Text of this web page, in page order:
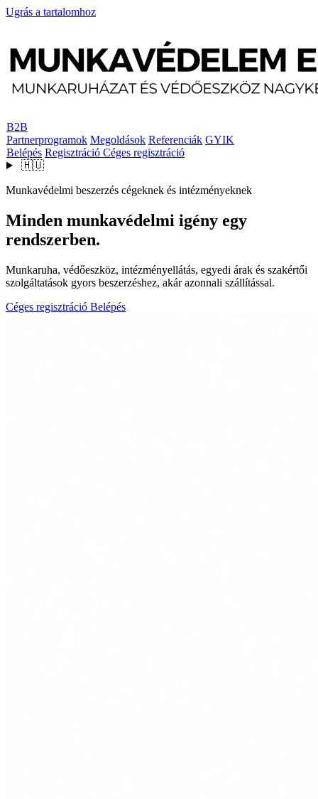
Ugrás a tartalomhoz
B2B
Partnerprogramok Megoldások Referenciák GYIK
Belépés Regisztráció Céges regisztráció
🇭🇺
Munkavédelmi beszerzés cégeknek és intézményeknek
Minden munkavédelmi igény egy
rendszerben.
Munkaruha, védőeszköz, intézményellátás, egyedi árak és szakértői
szolgáltatások gyors beszerzéshez, akár azonnali szállítással.
Céges regisztráció Belépés